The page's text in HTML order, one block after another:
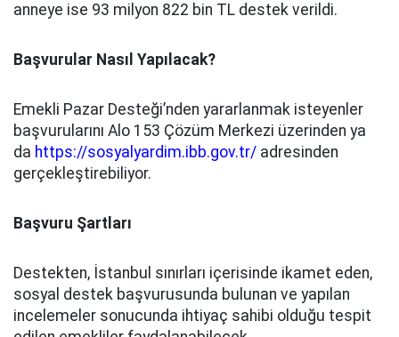
anneye ise 93 milyon 822 bin TL destek verildi.
Başvurular Nasıl Yapılacak?
Emekli Pazar Desteği’nden yararlanmak isteyenler
başvurularını Alo 153 Çözüm Merkezi üzerinden ya
da https://sosyalyardim.ibb.gov.tr/ adresinden
gerçekleştirebiliyor.
Başvuru Şartları
Destekten, İstanbul sınırları içerisinde ikamet eden,
sosyal destek başvurusunda bulunan ve yapılan
incelemeler sonucunda ihtiyaç sahibi olduğu tespit